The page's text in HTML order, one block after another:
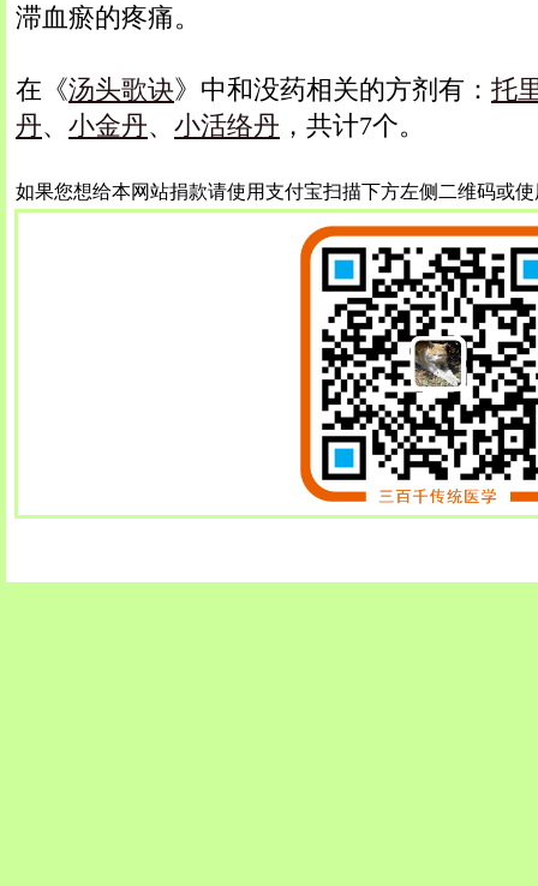
滞血瘀的疼痛。
在《汤头歌诀》中和没药相关的方剂有： 托
丹、 小金丹、 小活络丹 ，共计7个。
如果您想给本网站捐款请使用支付宝扫描下方左侧二维码或